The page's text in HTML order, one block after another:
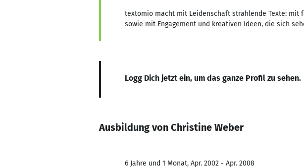
textomio macht mit Leidenschaft strahlende Texte:
sowie mit Engagement und kreativen Ideen, die sich
Logg Dich jetzt ein, um das ganze Profil zu sehen.
Ausbildung von Christine Weber
6 Jahre und 1 Monat, Apr. 2002 - Apr. 2008